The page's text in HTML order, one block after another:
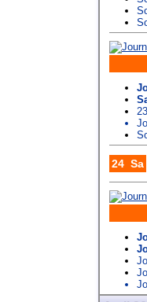
24 Sa